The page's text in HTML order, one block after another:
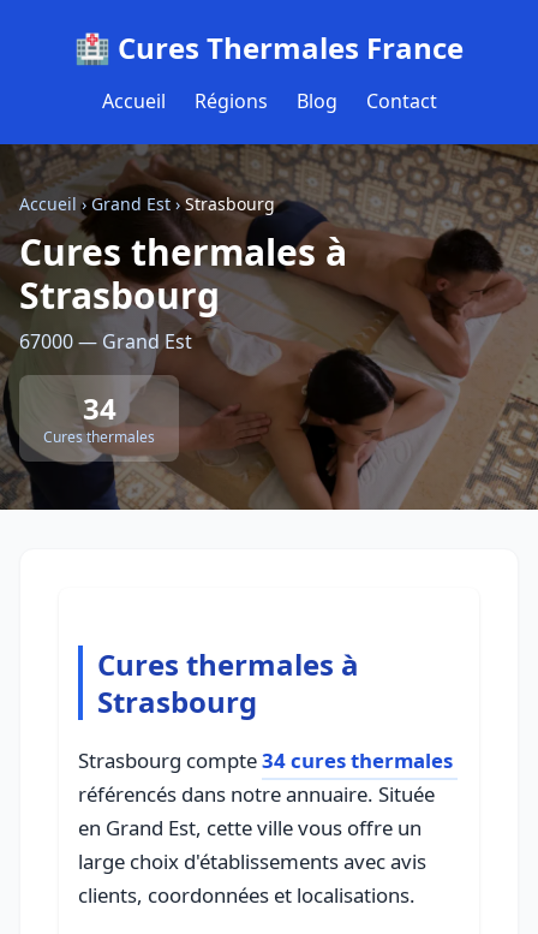
🏥 Cures Thermales France
Accueil Régions Blog Contact
Accueil ›Grand Est›Strasbourg
Cures thermales à
Strasbourg
67000 — Grand Est
34
Cures thermales
Cures thermales à
Strasbourg
Strasbourg compte34 cures thermales
référencés dans notre annuaire. Située
en Grand Est, cette ville vous offre un
large choix d'établissements avec avis
clients, coordonnées et localisations.